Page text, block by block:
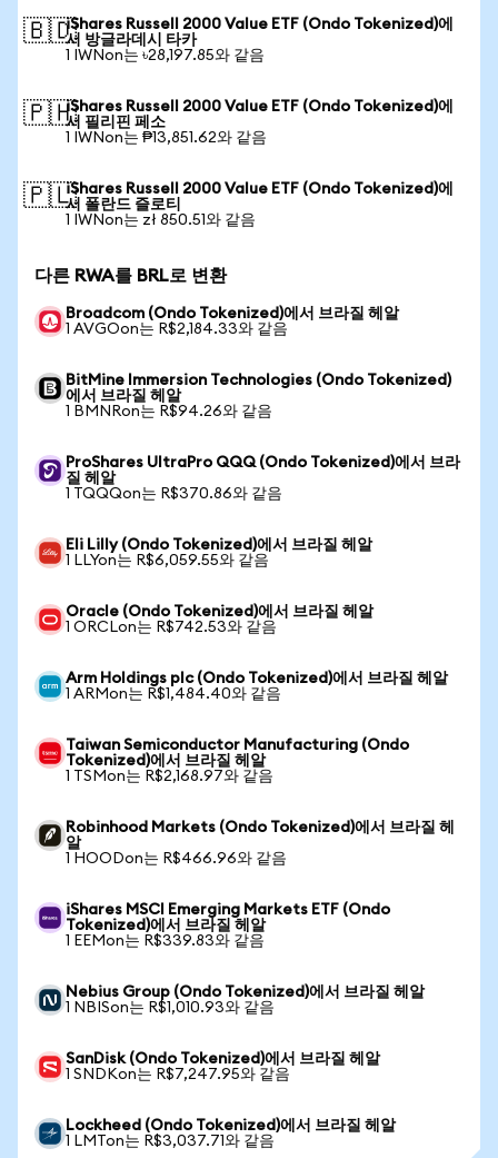
🇧🇩iShares Russell 2000 Value ETF (Ondo Tokenized)에
서 방글라데시 타카
1 IWNon는 ৳28,197.85와 같음
🇵🇭iShares Russell 2000 Value ETF (Ondo Tokenized)에
서 필리핀 페소
1 IWNon는 ₱13,851.62와 같음
🇵🇱iShares Russell 2000 Value ETF (Ondo Tokenized)에
서 폴란드 즐로티
1 IWNon는 zł 850.51와 같음
다른 RWA를 BRL로 변환
Broadcom (Ondo Tokenized)에서 브라질 헤알
1 AVGOon는 R$2,184.33와 같음
BitMine Immersion Technologies (Ondo Tokenized)
에서 브라질 헤알
1 BMNRon는 R$94.26와 같음
ProShares UltraPro QQQ (Ondo Tokenized)에서 브라
질 헤알
1 TQQQon는 R$370.86와 같음
Eli Lilly (Ondo Tokenized)에서 브라질 헤알
1 LLYon는 R$6,059.55와 같음
Oracle (Ondo Tokenized)에서 브라질 헤알
1 ORCLon는 R$742.53와 같음
Arm Holdings plc (Ondo Tokenized)에서 브라질 헤알
1 ARMon는 R$1,484.40와 같음
Taiwan Semiconductor Manufacturing (Ondo
Tokenized)에서 브라질 헤알
1 TSMon는 R$2,168.97와 같음
Robinhood Markets (Ondo Tokenized)에서 브라질 헤
알
1 HOODon는 R$466.96와 같음
iShares MSCI Emerging Markets ETF (Ondo
Tokenized)에서 브라질 헤알
1 EEMon는 R$339.83와 같음
Nebius Group (Ondo Tokenized)에서 브라질 헤알
1 NBISon는 R$1,010.93와 같음
SanDisk (Ondo Tokenized)에서 브라질 헤알
1 SNDKon는 R$7,247.95와 같음
Lockheed (Ondo Tokenized)에서 브라질 헤알
1 LMTon는 R$3,037.71와 같음